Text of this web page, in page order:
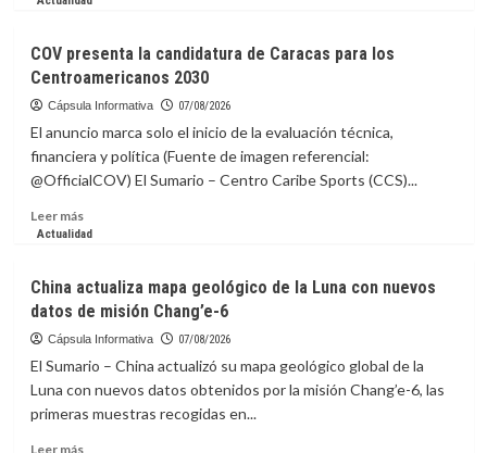
clasifica
a
la
AmeriCup
2027
COV presenta la candidatura de Caracas para los
Centroamericanos 2030
Cápsula Informativa 07/08/2026
El anuncio marca solo el inicio de la evaluación técnica,
financiera y política (Fuente de imagen referencial:
@OfficialCOV) El Sumario – Centro Caribe Sports (CCS)...
Leer másLeer
más
presenta
la
candidatura
de
para
los
Actualidad
China actualiza mapa geológico de la Luna con nuevos
datos de misión Chang’e-6
Cápsula Informativa 07/08/2026
El Sumario – China actualizó su mapa geológico global de la
Luna con nuevos datos obtenidos por la misión Chang’e-6, las
primeras muestras recogidas en...
Leer másLeer